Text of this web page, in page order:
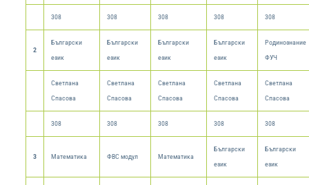
308 308 308 308 308
2
Български
език
Български
език
Български
език
Български
език
Родинознание
ФУЧ
Светлана
Спасова
Светлана
Спасова
Светлана
Спасова
Светлана
Спасова
Светлана
Спасова
308 308 308 308 308
3 Математика ФВС модул Математика
Български
език
Български
език